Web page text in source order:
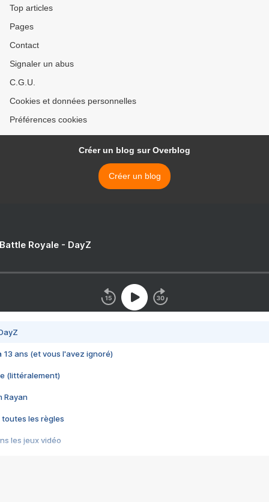
Top articles
Pages
Contact
Signaler un abus
C.G.U.
Cookies et données personnelles
Préférences cookies
Créer un blog sur Overblog
Créer un blog
Royale - DayZ
13 ans (et vous l'avez ignoré)
(littéralement)
Rayan
toutes les règles
les jeux vidéo